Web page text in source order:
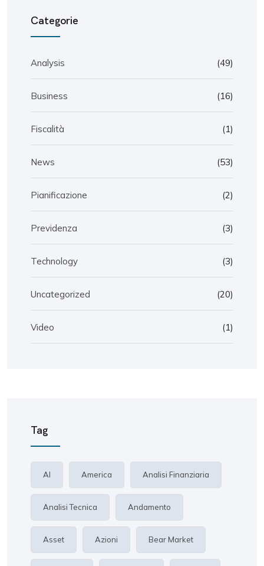
Categorie
Analysis (49)
Business (16)
Fiscalità (1)
News (53)
Pianificazione (2)
Previdenza (3)
Technology (3)
Uncategorized (20)
Video (1)
Tag
AI America Analisi Finanziaria
Analisi Tecnica Andamento
Asset Azioni Bear Market